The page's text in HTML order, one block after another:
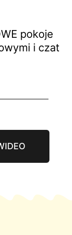
pokoje
i czat